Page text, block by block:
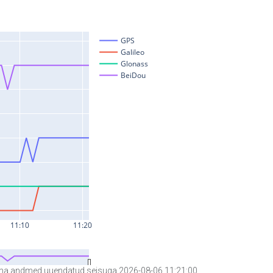
andmed uuendatud seisuga 2026-08-06 11:21:00